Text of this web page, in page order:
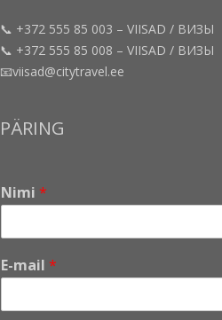
📞 +372 555 85 003 – VIISAD / ВИЗЫ
📞 +372 555 85 008 – VIISAD / ВИЗЫ
📧viisad@citytravel.ee
PÄRING
Nimi *
E
-
a
E-mail *